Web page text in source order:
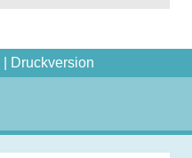
Druckversion